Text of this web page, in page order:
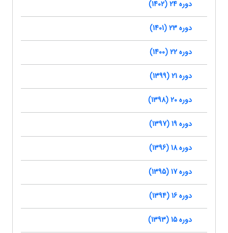
دوره 24 (1402)
دوره 23 (1401)
دوره 22 (1400)
دوره 21 (1399)
دوره 20 (1398)
دوره 19 (1397)
دوره 18 (1396)
دوره 17 (1395)
دوره 16 (1394)
دوره 15 (1393)